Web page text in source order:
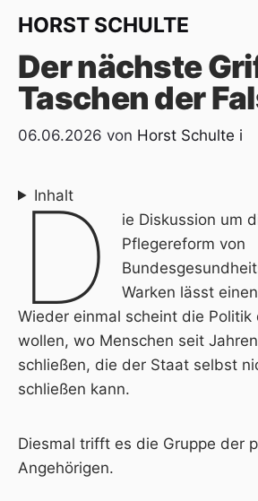
HORST SCHULTE
Der nächste
Taschen der
06.06.2026 von Horst Schulte i
Inhalt
D
ie Diskussion um
Pflegereform von
Warken lässt
Wieder einmal scheint die Politik
wollen, wo Menschen seit
schließen, die der Staat selbst
schließen kann.
Diesmal trifft es die Gruppe der
Angehörigen.